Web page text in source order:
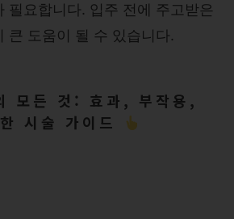
필요합니다. 입주 전에 주고받은
큰 도움이 될 수 있습니다.
모든 것: 효과, 부작용,
시술 가이드